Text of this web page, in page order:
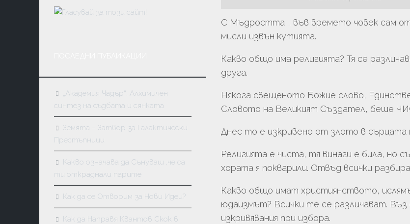
ПРЕРАЖДАНЕ
С Мъдростта … във времето човек сам
мисли извън кутията.
Какво общо има религията? Тя се
друга.
Някога свещеното Божие слово,
Словото на Великият Създател, беше
Днес то е изкривено от злото в сърцата
Религията е чиста, тя винаги е била, но
хората я покварили. Отвъд всички
Какво общо имат християнството,
юдаизмът? Всички те се различават. Въз
изкривявания при избора.
„Академия Чадър“: Алхимичен
синтез на съдбата и сянката
Земята – Затвор за Галактически
Престъпници
Kакво означава да Сънуваш ,че са
ти откраднали парите
Как да се Отворим за Нови Идеи?
Как да Направя Квантов Скок в